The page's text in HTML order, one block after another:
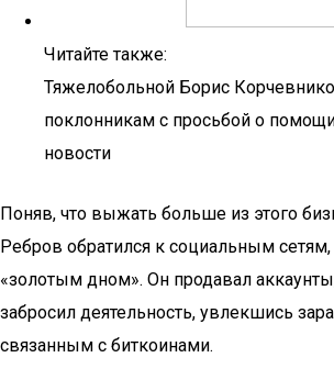
Читайте также:
Тяжелобольной Борис
поклонникам с просьбой о
новости
Поняв, что выжать больше из этого
Ребров обратился к социальным
«золотым дном». Он продавал
забросил деятельность, увлекшись
связанным с биткоинами.